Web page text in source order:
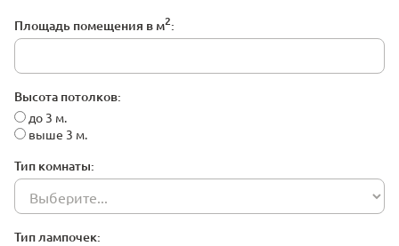
Площадь помещения в м2:
Высота потолков:
до 3 м.
выше 3 м.
Тип комнаты:
Тип лампочек: